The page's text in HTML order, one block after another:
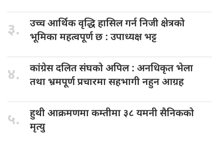
३. उच्च आर्थिकवृद्धि हासिल गर्न निजी क्षेत्रको
भूमिका महत्वपूर्ण छ : उपाध्यक्ष भट्ट
४. कांग्रेस दलितसंघको अपिल : अनधिकृत भेला
तथा भ्रमपूर्ण प्रचारमा सहभागी नहुन आग्रह
५. हुथी आक्रमणमाकम्तीमा ३८ यमनी सैनिकको
मृत्यु